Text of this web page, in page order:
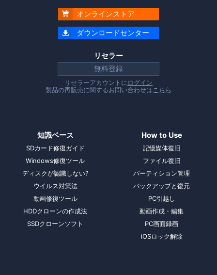
 オンラインストア
 ダウンロードセンター
リセラー
無料登録
リセラーアカウントに ログイン
製品の再販売に関するお問い合わせは こちら
知識ベース
SDカード修復ガイド
Windows修復ツール
ディスクが認識しない?
ウイルス対策法
動画修復ツール
HDDクローンの作成法
SSDクローンソフト
How to Use
記憶媒体復旧
ファイル復旧
パーティション管理
バックアップと復元
PC引越し
動画作成・編集
PC画面録画
iOSロック解除